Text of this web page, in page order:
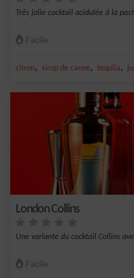
Très jolie cocktail acidulée à la
Facile
citron, sirop de canne, tequila,
London Collins
Une variante du cocktail Collins
Facile